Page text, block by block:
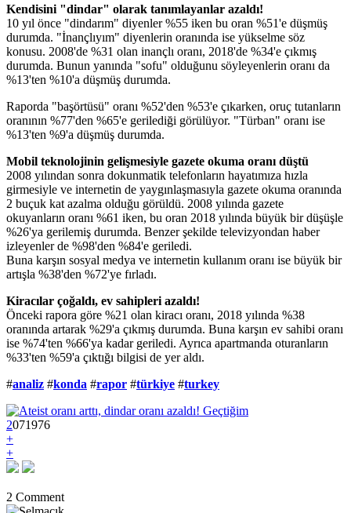
Kendisini "dindar" olarak tanımlayanlar azaldı!
10 yıl önce "dindarım" diyenler %55 iken bu oran %51'e düşmüş
durumda. "İnançlıyım" diyenlerin oranında ise yükselme söz
konusu. 2008'de %31 olan inançlı oranı, 2018'de %34'e çıkmış
durumda. Bunun yanında "sofu" olduğunu söyleyenlerin oranı da
%13'ten %10'a düşmüş durumda.
Raporda "başörtüsü" oranı %52'den %53'e çıkarken, oruç tutanların
oranının %77'den %65'e gerilediği görülüyor. "Türban" oranı ise
%13'ten %9'a düşmüş durumda.
Mobil teknolojinin gelişmesiyle gazete okuma oranı düştü
2008 yılından sonra dokunmatik telefonların hayatımıza hızla
girmesiyle ve internetin de yaygınlaşmasıyla gazete okuma oranında
2 buçuk kat azalma olduğu görüldü. 2008 yılında gazete
okuyanların oranı %61 iken, bu oran 2018 yılında büyük bir düşüşle
%26'ya gerilemiş durumda. Benzer şekilde televizyondan haber
izleyenler de %98'den %84'e geriledi.
Buna karşın sosyal medya ve internetin kullanım oranı ise büyük bir
artışla %38'den %72'ye fırladı.
Kiracılar çoğaldı, ev sahipleri azaldı!
Önceki rapora göre %21 olan kiracı oranı, 2018 yılında %38
oranında artarak %29'a çıkmış durumda. Buna karşın ev sahibi oranı
ise %74'ten %66'ya kadar geriledi. Ayrıca apartmanda oturanların
%33'ten %59'a çıktığı bilgisi de yer aldı.
#analiz #konda #rapor #türkiye #turkey
2071976
+
+
2 Comment